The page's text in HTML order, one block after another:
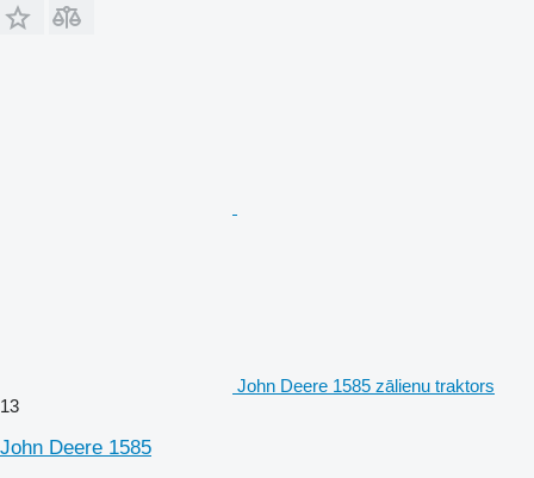
John Deere 1585 zālienu traktors
13
John Deere 1585